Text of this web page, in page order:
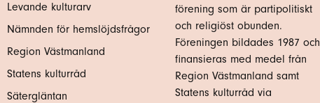
Levande kulturarv
Nämnden för hemslöjdsfrågor
Region Västmanland
Statens kulturråd
Sätergläntan
förening som är partipolitiskt
och religiöst obunden.
Föreningen bildades 1987 och
finansieras med medel från
Region Västmanland samt
Statens kulturråd via